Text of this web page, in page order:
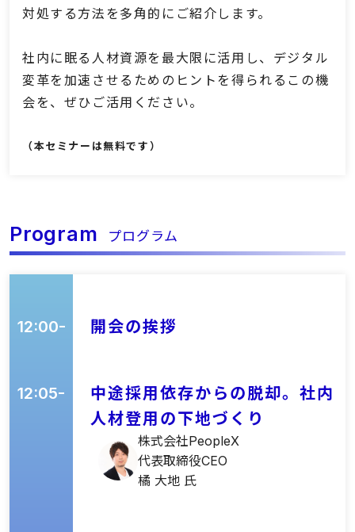
対処する方法を多角的にご紹介します。
社内に眠る人材資源を最大限に活用し、デジタル
変革を加速させるためのヒントを得られるこの機
会を、ぜひご活用ください。
（本セミナーは無料です）
Program プログラム
12:00- 開会の挨拶
12:05-
中途採用依存からの脱却。社内
人材登用の下地づくり
株式会社PeopleX
代表取締役CEO
橘 大地 氏